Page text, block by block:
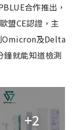
合作推出，
盟CE認證，主
Omicron及Delta
就能知道檢測
+2